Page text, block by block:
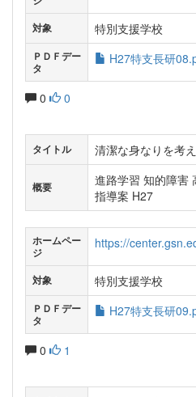
対象
特別支援学校
ＰＤＦデー
タ
H27特支長研
0 0
タイトル 清潔な身なりを考
概要
進路学習 知的障害
指導案 H27
ホームペー
ジ
https://
対象 特別支援学校
ＰＤＦデー
タ
H27特支長研
0 1